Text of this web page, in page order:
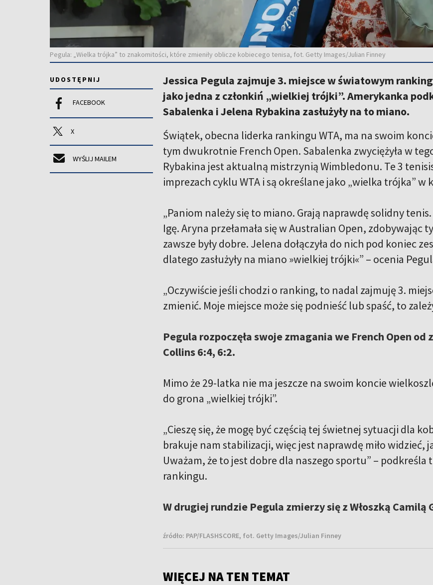
Pegula: „Wielka trójka” to znakomitości, które zmieniły oblicze kobiecego tenisa, fot. Getty Images/Julian Finney
UDOSTĘPNIJ
FACEBOOK
X
WYŚLIJ MAILEM
Jessica Pegula zajmuje 3. miejsce w światowym
jako jedna z członkiń „wielkiej trójki”. Amerykanka
Sabalenka i Jelena Rybakina zasłużyły na to miano.
Świątek, obecna liderka rankingu WTA, ma na swoim
tym dwukrotnie French Open. Sabalenka zwyciężyła w
Rybakina jest aktualną mistrzynią Wimbledonu. Te 3
imprezach cyklu WTA i są określane jako „wielka trójka” w
„Paniom należy się to miano. Grają naprawdę solidny
Igę. Aryna przełamała się w Australian Open, zdobywając
zawsze były dobre. Jelena dołączyła do nich pod koniec
dlatego zasłużyły na miano »wielkiej trójki«” – ocenia
„Oczywiście jeśli chodzi o ranking, to nadal zajmuję 3.
zmienić. Moje miejsce może się podnieść lub spaść, to
Pegula rozpoczęła swoje zmagania we French Open
Collins 6:4, 6:2.
Mimo że 29-latka nie ma jeszcze na swoim koncie
do grona „wielkiej trójki”.
„Cieszę się, że mogę być częścią tej świetnej sytuacji dla
brakuje nam stabilizacji, więc jest naprawdę miło widzieć,
Uważam, że to jest dobre dla naszego sportu” –
rankingu.
W drugiej rundzie Pegula zmierzy się z Włoszką Camilą
źródło: PAP/FLASHSCORE, fot. Getty Images/Julian Finney
WIĘCEJ NA TEN TEMAT